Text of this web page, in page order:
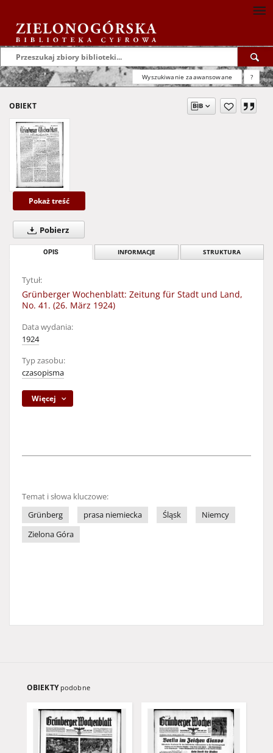
Wyszukiwanie zaawansowane ?
OBIEKT
Pokaż treść
Pobierz
OPIS INFORMACJE STRUKTURA
Tytuł:
Grünberger Wochenblatt: Zeitung für Stadt und Land,
No. 41. (26. März 1924)
Data wydania:
1924
Typ zasobu:
czasopisma
Więcej
Temat i słowa kluczowe:
Grünberg
prasa niemiecka Śląsk
Niemcy
Zielona Góra
OBIEKTY podobne